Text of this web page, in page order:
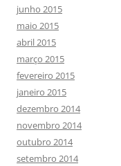
junho 2015
maio 2015
abril 2015
março 2015
fevereiro 2015
janeiro 2015
dezembro 2014
novembro 2014
outubro 2014
setembro 2014